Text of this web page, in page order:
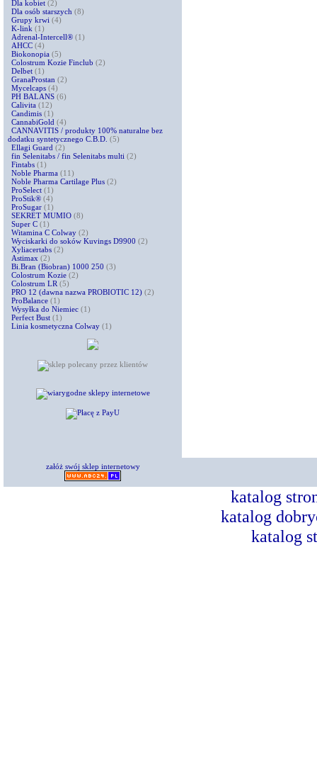
Dla kobiet (2)
Dla osób starszych (8)
Grupy krwi (4)
K-link (1)
Adrenal-Intercell® (1)
AHCC (4)
Biokonopia (5)
Colostrum Kozie Finclub (2)
Delbet (1)
GranaProstan (2)
Mycelcaps (4)
PH BALANS (6)
Calivita (12)
Candimis (1)
CannabiGold (4)
CANNAVITIS / produkty 100% naturalne bez
dodatku syntetycznego C.B.D. (5)
Ellagi Guard (2)
fin Selenitabs / fin Selenitabs multi (2)
Fintabs (1)
Noble Pharma (11)
Noble Pharma Cartilage Plus (2)
ProSelect (1)
ProStik® (4)
ProSugar (1)
SEKRET MUMIO (8)
Super C (1)
Witamina C Colway (2)
Wyciskarki do soków Kuvings D9900 (2)
Xyliacertabs (2)
Astimax (2)
Bi.Bran (Biobran) 1000 250 (3)
Colostrum Kozie (2)
Colostrum LR (5)
PRO 12 (dawna nazwa PROBIOTIC 12) (2)
ProBalance (1)
Wysyłka do Niemiec (1)
Perfect Bust (1)
Linia kosmetyczna Colway (1)
załóż swój sklep internetowy
katalog
katalog
katalog